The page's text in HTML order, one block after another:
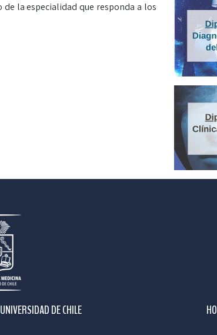
la especialidad que responda a los
DE CHILE